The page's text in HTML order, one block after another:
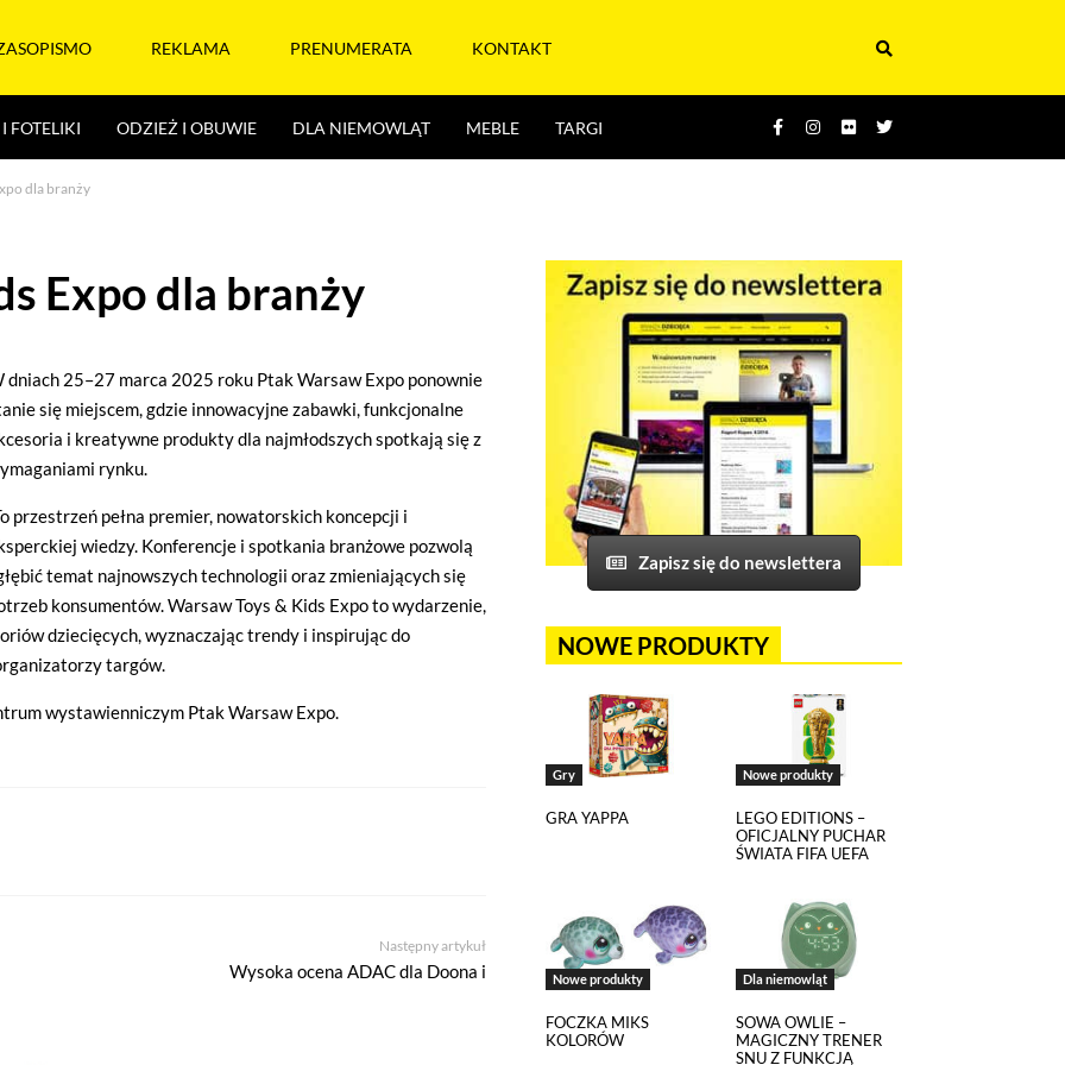
REKLAMA PRENUMERATA KONTAKT
FOTELIKI ODZIEŻ I OBUWIE DLA NIEMOWLĄT MEBLE TARGI
dla branży
Expo dla branży
dniach 25–27 marca 2025 roku Ptak Warsaw Expo ponownie
się miejscem, gdzie innowacyjne zabawki, funkcjonalne
i kreatywne produkty dla najmłodszych spotkają się z
rynku.
przestrzeń pełna premier, nowatorskich koncepcji i
wiedzy. Konferencje i spotkania branżowe pozwolą
temat najnowszych technologii oraz zmieniających się
konsumentów. Warsaw Toys & Kids Expo to wydarzenie,
dziecięcych, wyznaczając trendy i inspirując do
targów.
wystawienniczym Ptak Warsaw Expo.
Następny artykuł
Wysoka ocena ADAC dla Doona i
Zapisz się do newslettera
NOWE PRODUKTY
Gry
GRA YAPPA
Nowe produkty
LEGO EDITIONS –
OFICJALNY PUCHAR
ŚWIATA FIFA UEFA
Nowe produkty
FOCZKA MIKS
KOLORÓW
Dla niemowląt
SOWA OWLIE –
MAGICZNY TRENER
SNU Z FUNKCJĄ